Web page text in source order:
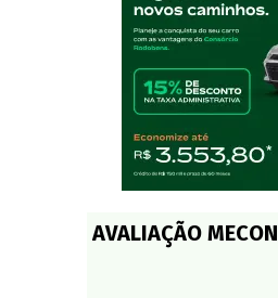
AVALIAÇÃO MECON